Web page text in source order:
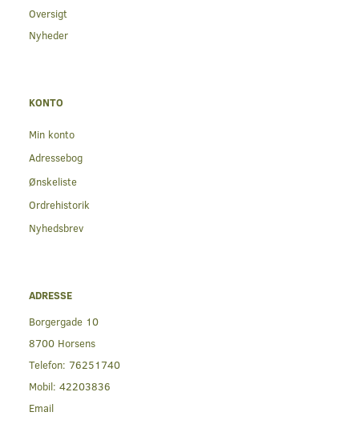
Oversigt
Nyheder
KONTO
Min konto
Adressebog
Ønskeliste
Ordrehistorik
Nyhedsbrev
ADRESSE
Borgergade 10
8700 Horsens
Telefon: 76251740
Mobil: 42203836
Email